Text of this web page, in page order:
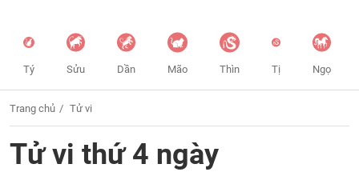
Tý Sửu Dần Mão Thìn Tị Ngọ
Trang chủ Tử vi
Tử vi thứ 4 ngày